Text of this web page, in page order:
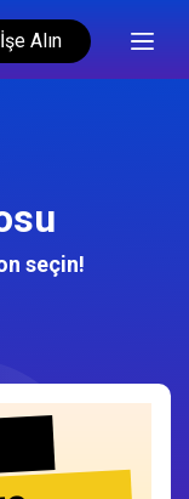
Alın
seçin!